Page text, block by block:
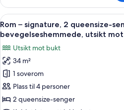
(Skyline)
–
signature,
1
kingsize-
tilpasset
bevegelseshemmede,
badekar
(Skyline)
Åpne
alle
bildene
av
Rom
–
signature,
2
3
Rom – signature, 2 queensize-
bevegelseshemmede, utsikt
Utsikt mot bukt
34 m²
1 soverom
Plass til 4 personer
2 queensize-senger